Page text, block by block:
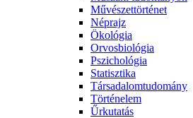
Művészettörténet
Néprajz
Ökológia
Orvosbiológia
Pszichológia
Statisztika
Társadalomtudomány
Történelem
Űrkutatás